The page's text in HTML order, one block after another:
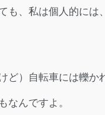
、私は個人的には
）自転車には轢か
なんですよ。